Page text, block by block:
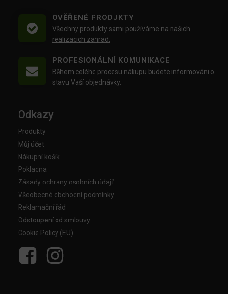
OVĚŘENÉ PRODUKTY
Všechny produkty sami používáme na našich
realizacích zahrad.
PROFESIONÁLNÍ KOMUNIKACE
Během celého procesu nákupu budete informováni o
stavu Vaší objednávky.
Odkazy
Produkty
Můj účet
Nákupní košík
Pokladna
Zásady ochrany osobních údajů
Všeobecné obchodní podmínky
Reklamační řád
Odstoupení od smlouvy
Cookie Policy (EU)